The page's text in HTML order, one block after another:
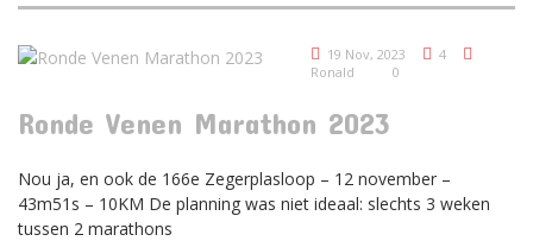
19 Nov, 2023
4
Ronald
0
Ronde Venen Marathon 2023
Nou ja, en ook de 166e Zegerplasloop – 12 november –
43m51s – 10KM De planning was niet ideaal: slechts 3 weken
tussen 2 marathons